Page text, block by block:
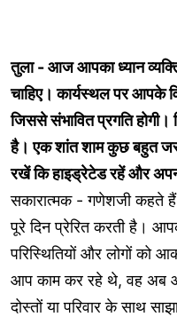
तुला - आज आपका ध्यान
चाहिए। कार्यस्थल पर आपके
जिससे संभावित प्रगति
है। एक शांत शाम कुछ बहुत
रखें कि हाइड्रेटेड रहें और
सकारात्मक - गणेशजी कहते
पूरे दिन प्रेरित करती है।
परिस्थितियों और लोगों को
आप काम कर रहे थे, वह अब
दोस्तों या परिवार के साथ